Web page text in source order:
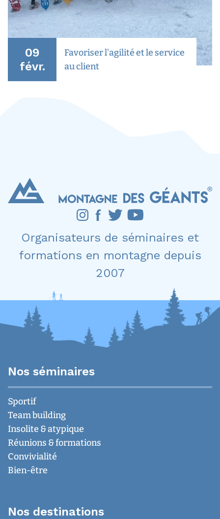
09
févr.
Favoriser l'agilité et le service
au client
Organisateurs de séminaires et
formations en montagne depuis
2007
Nos séminaires
Sportif
Team building
Insolite & atypique
Réunions & formations
Convivialité
Bien-être
Nos destinations